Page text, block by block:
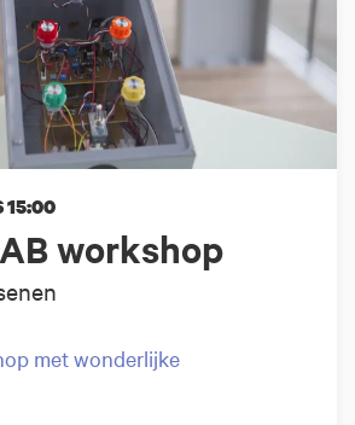
workshop
15:00
met wonderlijke